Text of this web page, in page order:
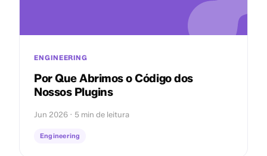
ENGINEERING
Por Que Abrimos o Código dos
Nossos Plugins
Jun 2026 · 5 min de leitura
Engineering